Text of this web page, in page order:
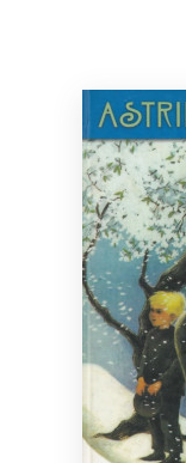
Naujienos
Bibliotekoms